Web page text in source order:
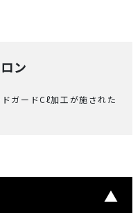
ン
ガードCℓ加工が施された